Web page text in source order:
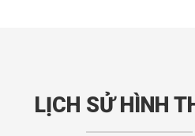
LỊCH SỬ HÌNH